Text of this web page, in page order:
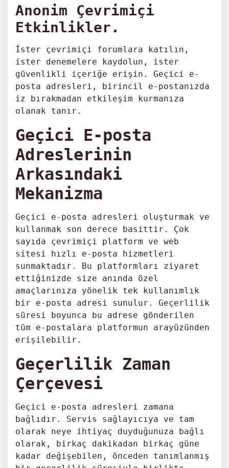
Anonim Çevrimiçi
Etkinlikler.
İster çevrimiçi forumlara katılın,
ister denemelere kaydolun, ister
güvenlikli içeriğe erişin. Geçici e-
posta adresleri, birincil e-postanızda
iz bırakmadan etkileşim kurmanıza
olanak tanır.
Geçici E-posta
Adreslerinin
Arkasındaki
Mekanizma
Geçici e-posta adresleri oluşturmak ve
kullanmak son derece basittir. Çok
sayıda çevrimiçi platform ve web
sitesi hızlı e-posta hizmetleri
sunmaktadır. Bu platformları ziyaret
ettiğinizde size anında özel
amaçlarınıza yönelik tek kullanımlık
bir e-posta adresi sunulur. Geçerlilik
süresi boyunca bu adrese gönderilen
tüm e-postalara platformun arayüzünden
erişilebilir.
Geçerlilik Zaman
Çerçevesi
Geçici e-posta adresleri zamana
bağlıdır. Servis sağlayıcıya ve tam
olarak neye ihtiyaç duyduğunuza bağlı
olarak, birkaç dakikadan birkaç güne
kadar değişebilen, önceden tanımlanmış